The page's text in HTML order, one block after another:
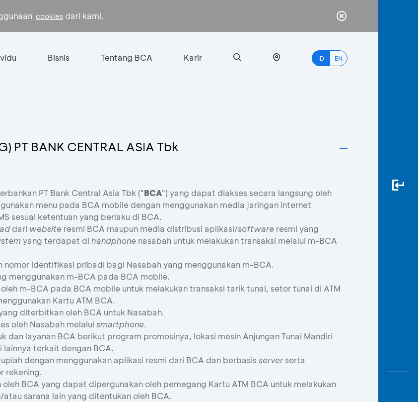
cookies dari kami.
Bisnis Tentang BCA Karir ID EN
myBCA
PT BANK CENTRAL ASIA Tbk
PT Bank Central Asia Tbk ("BCA") yang dapat diakses secara langsung oleh
menu pada BCA mobile dengan menggunakan media jaringan internet
sesuai ketentuan yang berlaku di BCA.
dari website resmi BCA maupun media distribusi aplikasi/software resmi yang
yang terdapat di handphone nasabah untuk melakukan transaksi melalui m-BCA
nomor identifikasi pribadi bagi Nasabah yang menggunakan m-BCA.
menggunakan m-BCA pada BCA mobile.
m-BCA pada BCA mobile untuk melakukan transaksi tarik tunai, setor tunai di ATM
Kartu ATM BCA.
diterbitkan oleh BCA untuk Nasabah.
oleh Nasabah melalui smartphone.
dan layanan BCA berikut program promosinya, lokasi mesin Anjungan Tunai Mandiri
lainnya terkait dengan BCA.
dengan menggunakan aplikasi resmi dari BCA dan berbasis serverserta
rekening.
BCA yang dapat dipergunakan oleh pemegang Kartu ATM BCA untuk melakukan
sarana lain yang ditentukan oleh BCA.